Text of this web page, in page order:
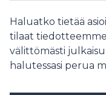
Haluatko tietää
tilaat
välittömästi
halutessasi perua